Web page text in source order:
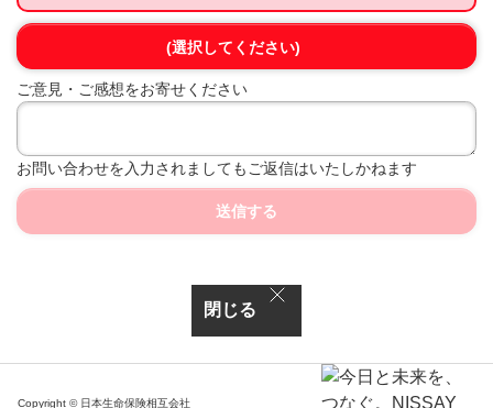
(選択してください)
ご意見・ご感想をお寄せください
お問い合わせを入力されましてもご返信はいたしかねます
送信する
閉じる
Copyright © 日本生命保険相互会社